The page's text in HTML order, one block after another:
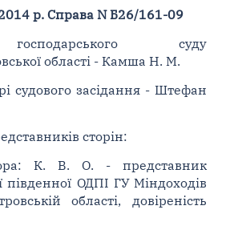
р. Справа N Б26/161-09
суду
області - Камша Н. М.
судового засідання - Штефан
сторін:
К. В. О. - представник
південної ОДПІ ГУ Міндоходів
області, довіреність